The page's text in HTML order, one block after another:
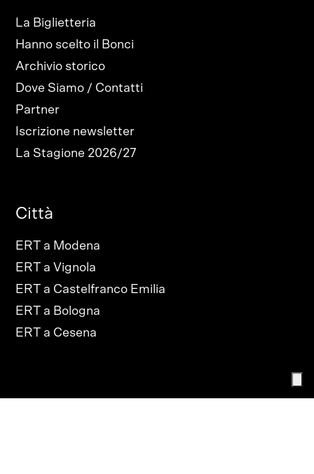
La Biglietteria
Hanno scelto il Bonci
Archivio storico
Dove Siamo / Contatti
Partner
Iscrizione newsletter
La Stagione 2026/27
Città
ERT a Modena
ERT a Vignola
ERT a Castelfranco Emilia
ERT a Bologna
ERT a Cesena